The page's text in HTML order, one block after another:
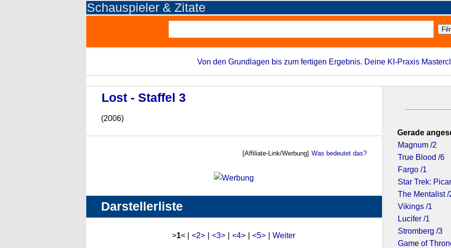
Schauspieler & Zitate
Von den Grundlagen bis zum fertigen Ergebnis. Deine KI-Praxis
Lost - Staffel 3
(2006)
[Affiliate-Link/Werbung] Was bedeutet das?
Darstellerliste
>1< | <2> <3> <4> <5> Weiter
Gerade
Magnum /2
True Blood /6
Fargo /1
Star Trek:
The Mentalist /
Vikings /1
Lucifer /1
Stromberg /3
Game of